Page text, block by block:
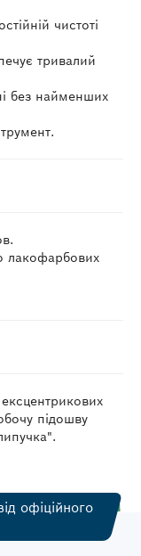
чистоті
тривалий
без найменших
лакофарбових
підошву
офіційного